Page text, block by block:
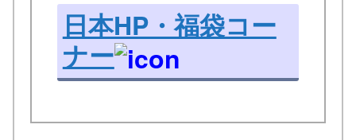
日本HP・福袋コー
ナー